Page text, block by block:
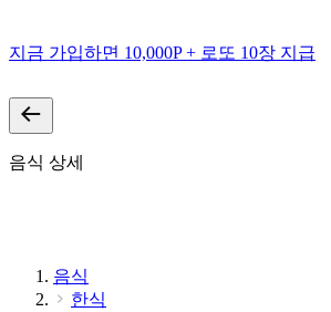
지금 가입하면 10,000P + 로또 10장 지급
음식 상세
음식
한식